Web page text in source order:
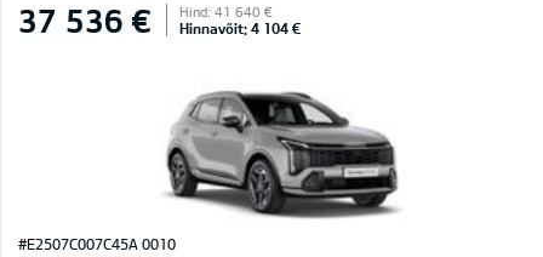
37 536 € Hind: 41 640 €
Hinnavõit: 4 104 €
#E2507C007C45A 0010